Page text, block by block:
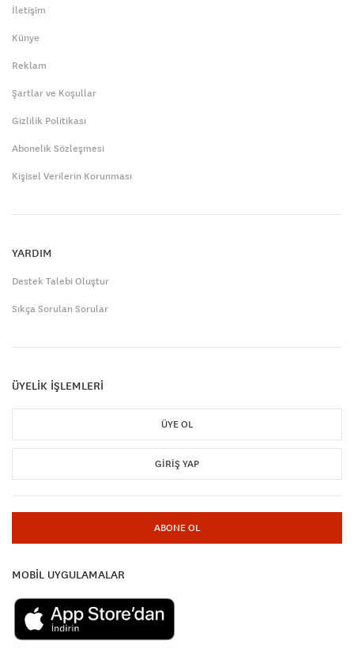
İletişim
Künye
Reklam
Şartlar ve Koşullar
Gizlilik Politikası
Abonelik Sözleşmesi
Kişisel Verilerin Korunması
YARDIM
Destek Talebi Oluştur
Sıkça Sorulan Sorular
ÜYELİK İŞLEMLERİ
ÜYE OL
GIRIŞ YAP
ABONE OL
MOBİL UYGULAMALAR